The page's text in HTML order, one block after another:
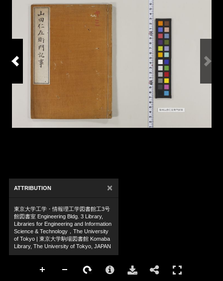
ATTRIBUTION ×
東京大学工学・情報理工学図書館工3号
館図書室 Engineering Bldg. 3 Library,
Libraries for Engineering and Information
Science & Technology，The University
of Tokyo | 東京大学駒場図書館 Komaba
Library, The University of Tokyo, JAPAN